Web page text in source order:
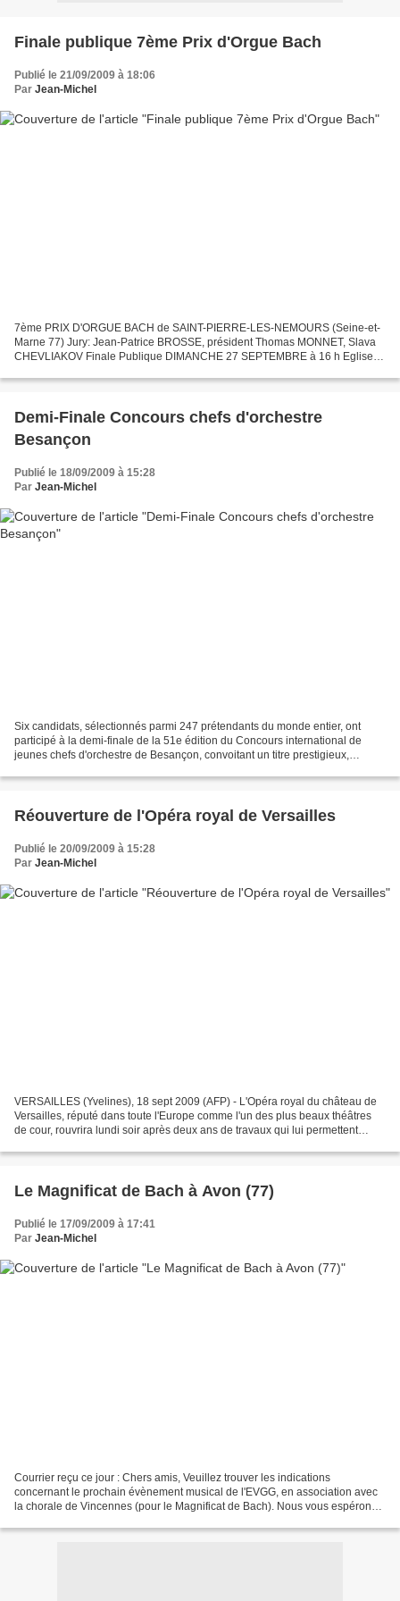
Finale publique 7ème Prix d'Orgue Bach
Publié le 21/09/2009 à 18:06
Par Jean-Michel
7ème PRIX D'ORGUE BACH de SAINT-PIERRE-LES-NEMOURS (Seine-et-
Marne 77) Jury: Jean-Patrice BROSSE, président Thomas MONNET, Slava
CHEVLIAKOV Finale Publique DIMANCHE 27 SEPTEMBRE à 16 h Eglise
Demi-Finale Concours chefs d'orchestre
Besançon
Publié le 18/09/2009 à 15:28
Par Jean-Michel
Six candidats, sélectionnés parmi 247 prétendants du monde entier, ont
participé à la demi-finale de la 51e édition du Concours international de
jeunes chefs d'orchestre de Besançon, convoitant un titre prestigieux,
Réouverture de l'Opéra royal de Versailles
Publié le 20/09/2009 à 15:28
Par Jean-Michel
VERSAILLES (Yvelines), 18 sept 2009 (AFP) - L'Opéra royal du château de
Versailles, réputé dans toute l'Europe comme l'un des plus beaux théâtres
de cour, rouvrira lundi soir après deux ans de travaux qui lui permettent
Le Magnificat de Bach à Avon (77)
Publié le 17/09/2009 à 17:41
Par Jean-Michel
Courrier reçu ce jour : Chers amis, Veuillez trouver les indications
concernant le prochain évènement musical de l'EVGG, en association avec
la chorale de Vincennes (pour le Magnificat de Bach). Nous vous espérons